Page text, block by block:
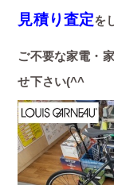
見積り査定を
ご不要な家電・
せ下さい(^^